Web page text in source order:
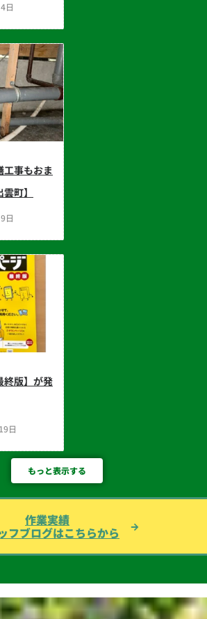
日
工事もおま
町】
日
終版】が発
日
もっと表示する
作業実績
フブログはこちらから